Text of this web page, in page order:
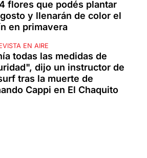
flores que podés plantar
y llenarán de color el
en primavera
EN AIRE
todas las medidas de
dijo un instructor de
tras la muerte de
Cappi en El Chaquito